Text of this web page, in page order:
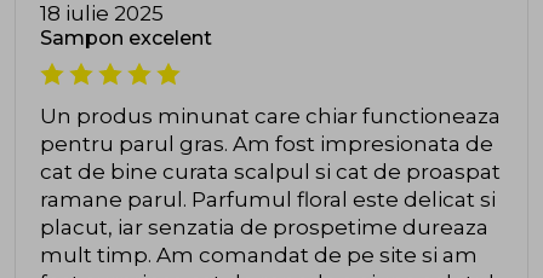
18 iulie 2025
Sampon excelent
Un produs minunat care chiar functioneaza
pentru parul gras. Am fost impresionata de
cat de bine curata scalpul si cat de proaspat
ramane parul. Parfumul floral este delicat si
placut, iar senzatia de prospetime dureaza
mult timp. Am comandat de pe site si am